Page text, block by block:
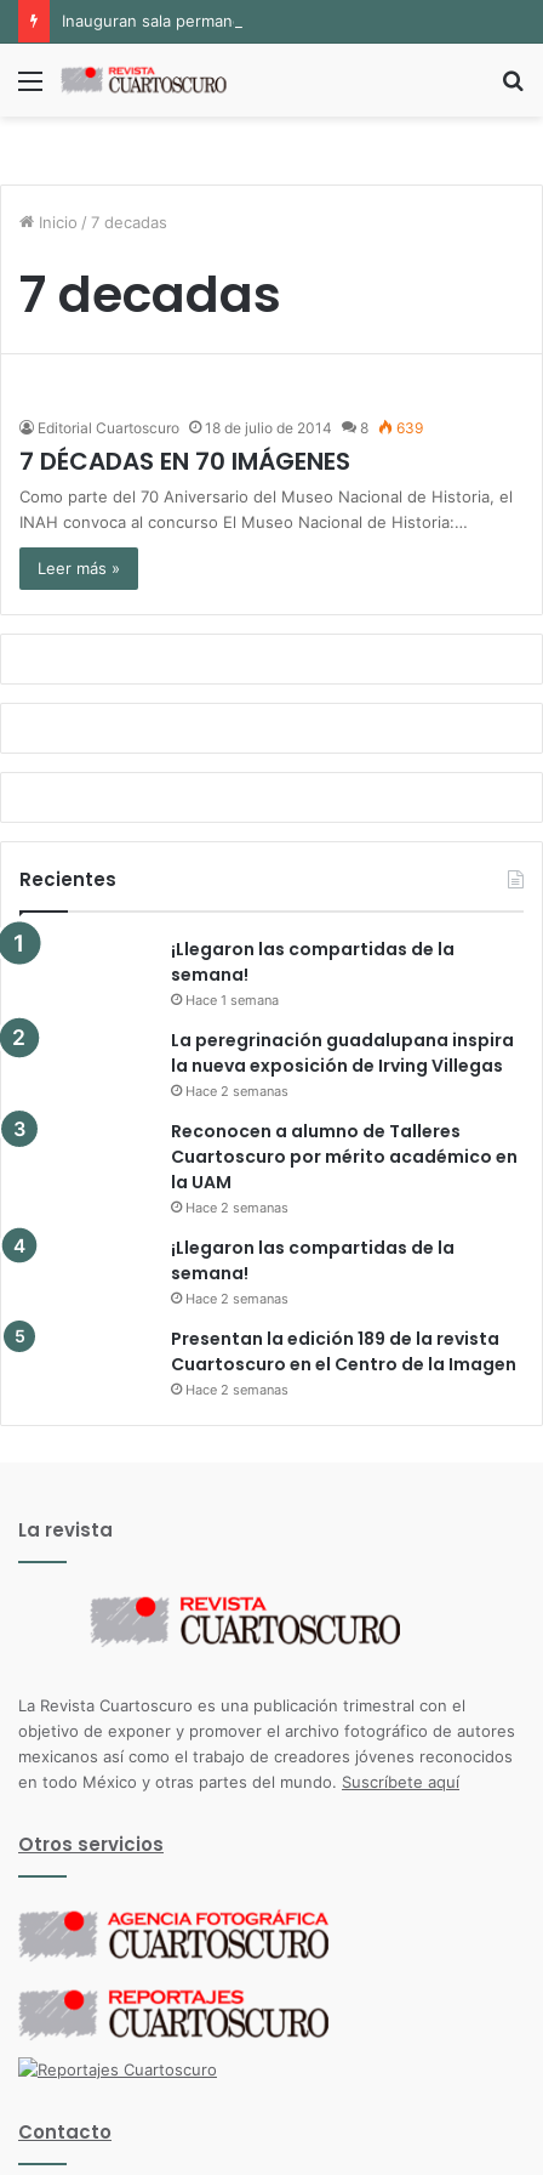
Menú
Inicio / 7 decadas
7 decadas
Editorial Cuartoscuro 18 de julio de 2014 8 639
7 DÉCADAS EN 70 IMÁGENES
Como parte del 70 Aniversario del Museo Nacional de Historia, el
INAH convoca al concurso El Museo Nacional de Historia:…
Leer más »
Recientes
¡Llegaron las compartidas de la
semana!
Hace 1 semana
La peregrinación guadalupana inspira
la nueva exposición de Irving Villegas
Hace 2 semanas
Reconocen a alumno de Talleres
Cuartoscuro por mérito académico en
la UAM
Hace 2 semanas
¡Llegaron las compartidas de la
semana!
Hace 2 semanas
Presentan la edición 189 de la revista
Cuartoscuro en el Centro de la Imagen
Hace 2 semanas
La revista
La Revista Cuartoscuro es una publicación trimestral con el
objetivo de exponer y promover el archivo fotográfico de autores
mexicanos así como el trabajo de creadores jóvenes reconocidos
en todo México y otras partes del mundo. Suscríbete aquí
Otros servicios
Contacto